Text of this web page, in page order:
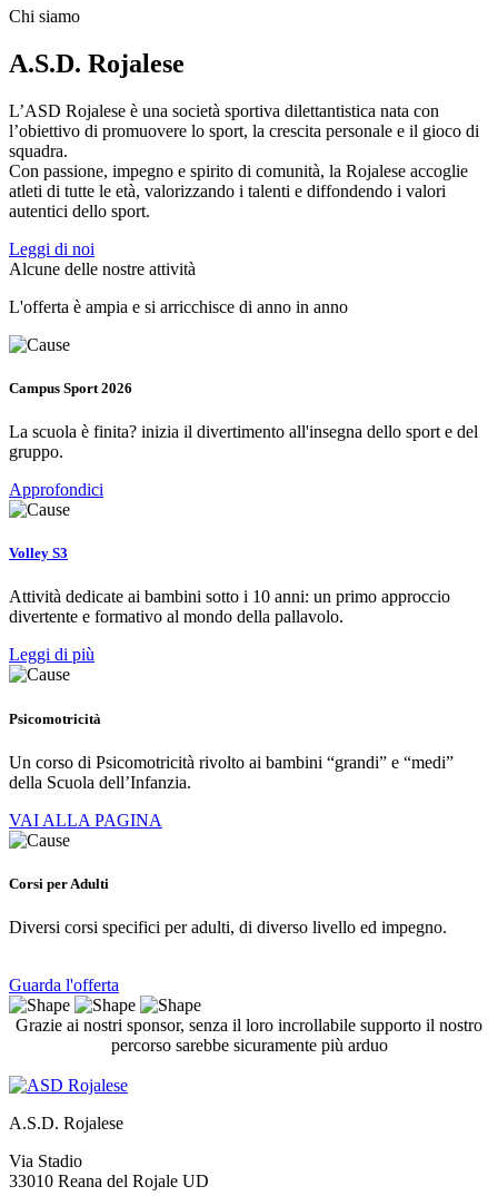
Chi siamo
A.S.D. Rojalese
L’ASD Rojalese è una società sportiva dilettantistica nata con
l’obiettivo di promuovere lo sport, la crescita personale e il gioco di
squadra.
Con passione, impegno e spirito di comunità, la Rojalese accoglie
atleti di tutte le età, valorizzando i talenti e diffondendo i valori
autentici dello sport.
Leggi di noi
Alcune delle nostre attività
L'offerta è ampia e si arricchisce di anno in anno
Campus Sport 2026
La scuola è finita? inizia il divertimento all'insegna dello sport e del
gruppo.
Approfondici
Volley S3
Attività dedicate ai bambini sotto i 10 anni: un primo approccio
divertente e formativo al mondo della pallavolo.
Leggi di più
Psicomotricità
Un corso di Psicomotricità rivolto ai bambini “grandi” e “medi”
della Scuola dell’Infanzia.
VAI ALLA PAGINA
Corsi per Adulti
Diversi corsi specifici per adulti, di diverso livello ed impegno.
Guarda l'offerta
Grazie ai nostri sponsor, senza il loro incrollabile supporto il nostro
percorso sarebbe sicuramente più arduo
A.S.D. Rojalese
Via Stadio
33010 Reana del Rojale UD